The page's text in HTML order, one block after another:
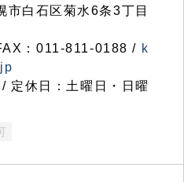
白石区菊水6条3丁目
：011-811-0188 / k
定休日：土曜日・日曜